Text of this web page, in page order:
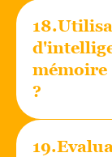
mémoire
?